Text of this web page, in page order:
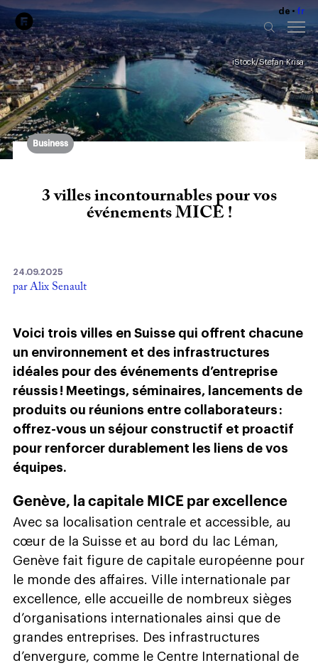
de fr
iStock/Stefan Krisa
Business
3 villes incontournables pour vos
événements MICE !
24.09.2025
par Alix Senault
Voici trois villes en Suisse qui offrent chacune
un environnement et des infrastructures
idéales pour des événements d’entreprise
réussis ! Meetings, séminaires, lancements de
produits ou réunions entre collaborateurs :
offrez-vous un séjour constructif et proactif
pour renforcer durablement les liens de vos
équipes.
Genève, la capitale MICE par excellence
Avec sa localisation centrale et accessible, au
cœur de la Suisse et au bord du lac Léman,
Genève fait figure de capitale européenne pour
le monde des affaires. Ville internationale par
excellence, elle accueille de nombreux sièges
d’organisations internationales ainsi que de
grandes entreprises. Des infrastructures
d’envergure, comme le Centre International de